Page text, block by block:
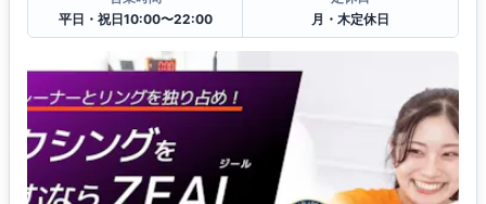
平日・祝日10:00〜22:00
月・木定休日